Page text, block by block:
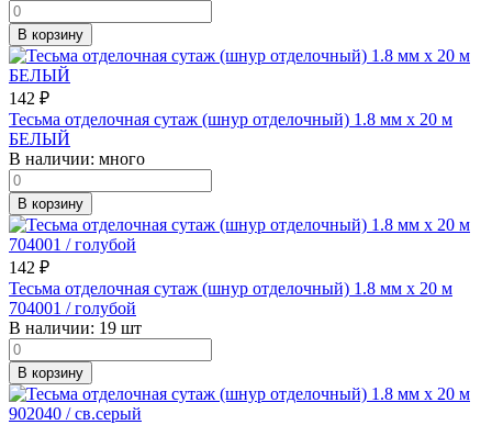
В корзину
142 ₽
Тесьма отделочная сутаж (шнур отделочный) 1.8 мм х 20 м
БЕЛЫЙ
В наличии: много
В корзину
142 ₽
Тесьма отделочная сутаж (шнур отделочный) 1.8 мм х 20 м
704001 / голубой
В наличии: 19 шт
В корзину